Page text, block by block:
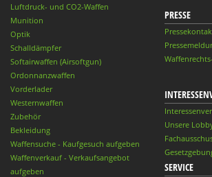
Luftdruck- und CO2-Waffen
Munition
Optik
Schalldämpfer
Softairwaffen (Airsoftgun)
Ordonnanzwaffen
Vorderlader
Westernwaffen
Zubehör
Bekleidung
Waffensuche - Kaufgesuch aufgeben
Waffenverkauf - Verkaufsangebot
aufgeben
PRESSE
Unsere
SERVICE